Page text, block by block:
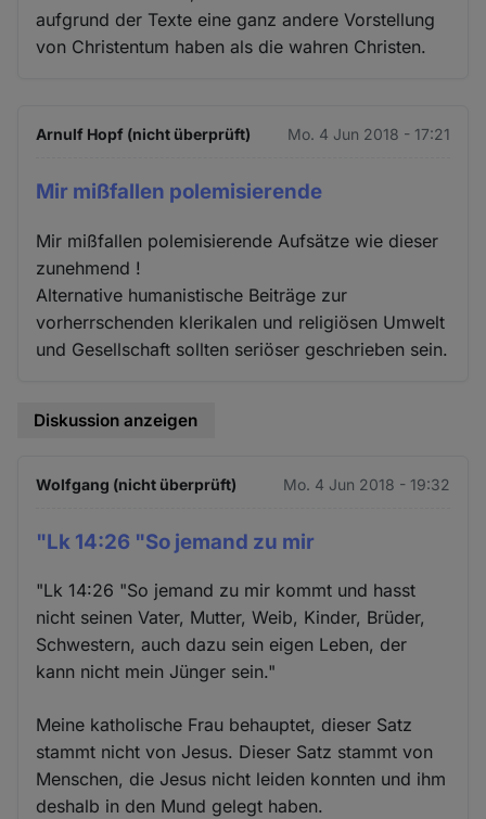
aufgrund der Texte eine ganz andere Vorstellung
von Christentum haben als die wahren Christen.
Arnulf Hopf (nicht überprüft) Mo. 4 Jun 2018 - 17:21
Mir mißfallen polemisierende
Mir mißfallen polemisierende Aufsätze wie dieser
zunehmend !
Alternative humanistische Beiträge zur
vorherrschenden klerikalen und religiösen Umwelt
und Gesellschaft sollten seriöser geschrieben sein.
Diskussion anzeigen
Wolfgang (nicht überprüft) Mo. 4 Jun 2018 - 19:32
"Lk 14:26 "So jemand zu mir
"Lk 14:26 "So jemand zu mir kommt und hasst
nicht seinen Vater, Mutter, Weib, Kinder, Brüder,
Schwestern, auch dazu sein eigen Leben, der
kann nicht mein Jünger sein."
Meine katholische Frau behauptet, dieser Satz
stammt nicht von Jesus. Dieser Satz stammt von
Menschen, die Jesus nicht leiden konnten und ihm
deshalb in den Mund gelegt haben.